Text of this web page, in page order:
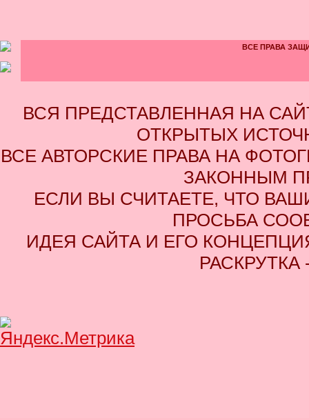
ВСЕ ПРАВА
ВСЯ ПРЕДСТАВЛЕННАЯ НА
ОТКРЫТЫХ
ВСЕ АВТОРСКИЕ ПРАВА НА
ЗАКОННЫМ
ЕСЛИ ВЫ СЧИТАЕТЕ, ЧТО
ПРОСЬБА
ИДЕЯ САЙТА И ЕГО
РАСКРУТКА